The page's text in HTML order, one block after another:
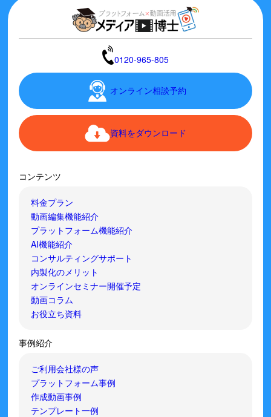
0120-965-805
オンライン相談予約
資料をダウンロード
コンテンツ
料金プラン
動画編集機能紹介
プラットフォーム機能紹介
AI機能紹介
コンサルティングサポート
内製化のメリット
オンラインセミナー開催予定
動画コラム
お役立ち資料
事例紹介
ご利用会社様の声
プラットフォーム事例
作成動画事例
テンプレート一例